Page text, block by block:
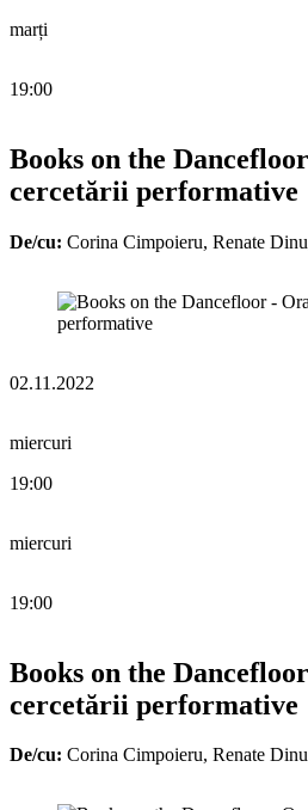
marți
19:00
Books on the
cercetării performative
De/cu: Corina Cimpoieru, Renate
02.11.2022
miercuri
19:00
miercuri
19:00
Books on the
cercetării performative
De/cu: Corina Cimpoieru, Renate